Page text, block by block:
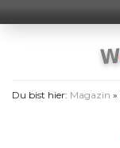
to
Du bist hier: Magazin »